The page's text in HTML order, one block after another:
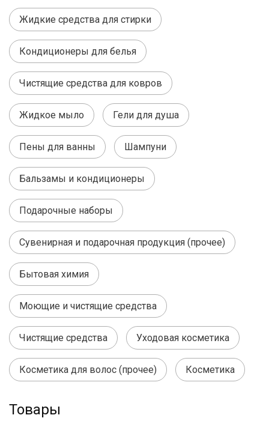
Жидкие средства для стирки
Кондиционеры для белья
Чистящие средства для ковров
Жидкое мыло Гели для душа
Пены для ванны Шампуни
Бальзамы и кондиционеры
Подарочные наборы
Сувенирная и подарочная продукция (прочее)
Бытовая химия
Моющие и чистящие средства
Чистящие средства Уходовая косметика
Косметика для волос (прочее) Косметика
Товары